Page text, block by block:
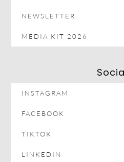
NEWSLETTER
MEDIA KIT 2026
INSTAGRAM
FACEBOOK
TIKTOK
LINKEDIN